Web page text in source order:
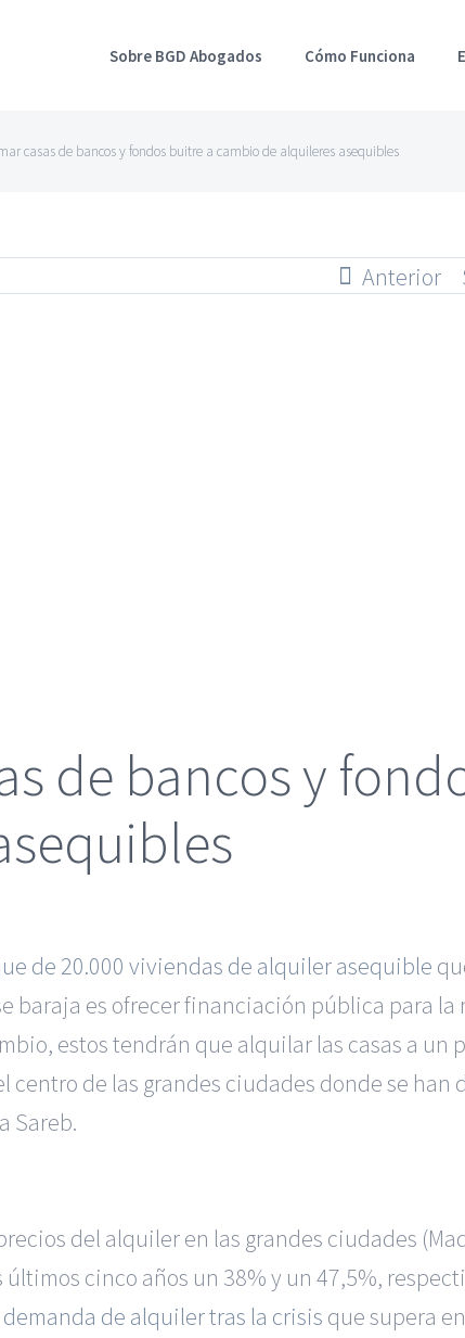
Sobre BGD Abogados Cómo Funciona
casas de bancos y fondos buitre a cambio de alquileres asequibles
Anterior
de bancos y
de 20.000 viviendas de alquiler asequible
baraja es ofrecer financiación pública para la
estos tendrán que alquilar las casas a un
centro de las grandes ciudades donde se han
Sareb.
del alquiler en las grandes ciudades
cinco años un 38% y un 47,5%,
de alquiler tras la crisis que supera